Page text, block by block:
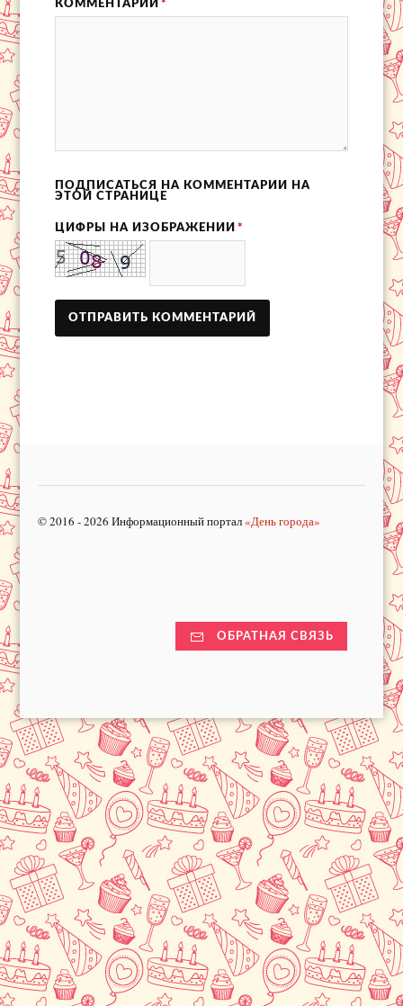
КОММЕНТАРИЙ *
ПОДПИСАТЬСЯ НА КОММЕНТАРИИ НА
ЭТОЙ СТРАНИЦЕ
ЦИФРЫ НА ИЗОБРАЖЕНИИ *
© 2016 - 2026 Информационный портал «День города»
ОБРАТНАЯ СВЯЗЬ